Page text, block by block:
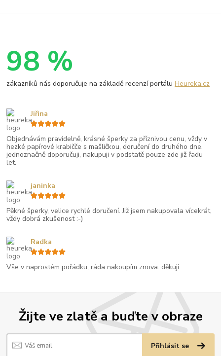
Žijte ve zlatě a buďte v obraze
Přihlásit se
98 %
zákazníků nás doporučuje na základě recenzí portáluHeureka.cz
Objednávám pravidelně, krásné šperky za příznivou cenu, vždy v
hezké papírové krabičče s mašličkou, doručení do druhého dne,
jednoznačně doporučuji, nakupuji v podstatě pouze zde již řadu
let.
Jiřina
Pěkné šperky, velice rychlé doručení. Již jsem nakupovala vícekrát,
vždy dobrá zkušenost :-)
janinka
Vše v naprostém pořádku, ráda nakoupím znova. děkuji
Radka